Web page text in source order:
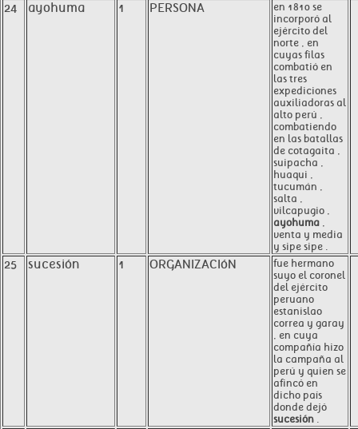
24 ayohuma 1 PERSONA
en 1810 se
incorporó al
ejército del
norte , en
cuyas filas
combatió en
las tres
expediciones
auxiliadoras al
alto perú ,
combatiendo
en las batallas
de cotagaita ,
suipacha ,
huaqui ,
tucumán ,
salta ,
vilcapugio ,
ayohuma ,
venta y media
y sipe sipe .
25 sucesión 1 ORGANIZACIóN
fue hermano
suyo el coronel
del ejército
peruano
estanislao
correa y garay
, en cuya
compañía hizo
la campaña al
perú y quien se
afincó en
dicho país
donde dejó
sucesión .